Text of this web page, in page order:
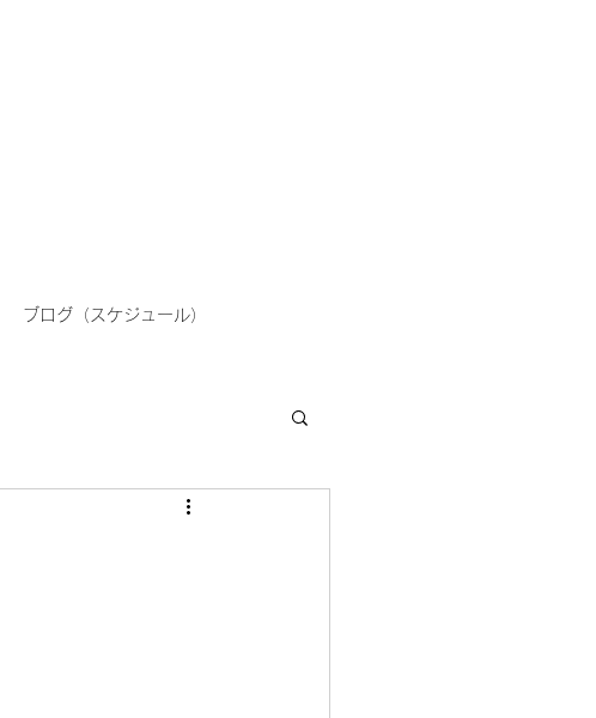
ブログ（スケジュール）